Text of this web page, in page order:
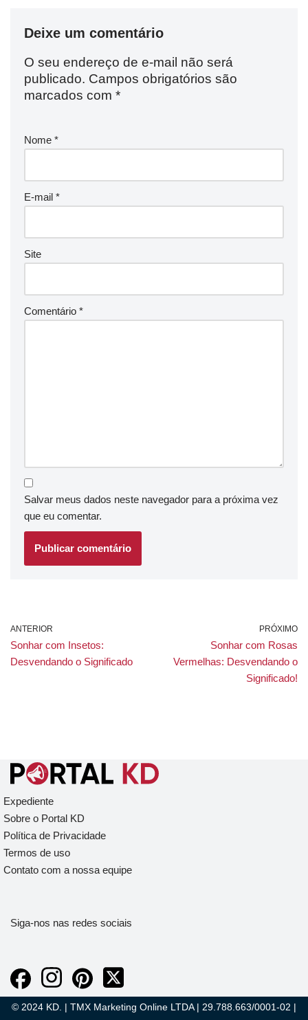
Deixe um comentário
O seu endereço de e-mail não será
publicado. Campos obrigatórios são
marcados com *
Nome *
E-mail *
Site
Comentário *
Salvar meus dados neste navegador para a próxima vez
que eu comentar.
ANTERIOR
Sonhar com Insetos:
Desvendando o Significado
PRÓXIMO
Sonhar com Rosas
Vermelhas: Desvendando o
Significado!
Expediente
Sobre o Portal KD
Política de Privacidade
Termos de uso
Contato com a nossa equipe
Siga-nos nas redes sociais
© 2024 KD. | TMX Marketing Online LTDA | 29.788.663/0001-02 |